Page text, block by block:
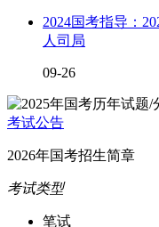
2024国考指导：
人司局
09-26
考试公告
2026年国考招生简章
考试类型
笔试